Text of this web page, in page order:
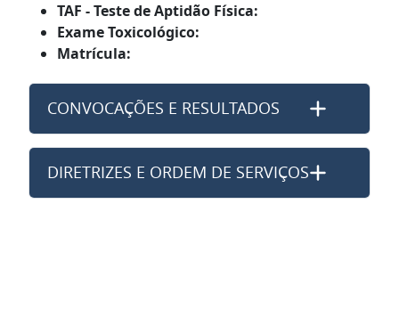
TAF - Teste de Aptidão Física:
Exame Toxicológico:
Matrícula:
CONVOCAÇÕES E RESULTADOS
DIRETRIZES E ORDEM DE SERVIÇOS